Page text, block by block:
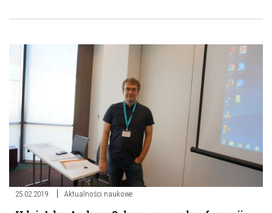
25.02.2019 Aktualności naukowe